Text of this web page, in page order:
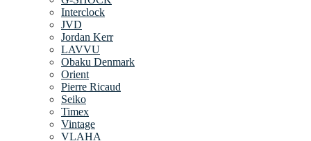
Interclock
JVD
Jordan Kerr
LAVVU
Obaku Denmark
Orient
Pierre Ricaud
Seiko
Timex
Vintage
VLAHA